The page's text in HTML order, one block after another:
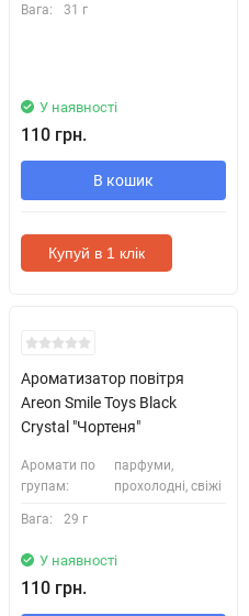
Вага: 31 г
У наявності
110 грн.
В кошик
Купуй в 1 клік
Ароматизатор повітря
Areon Smile Toys Black
Crystal "Чортеня"
Аромати по
групам:
парфуми,
прохолодні, свіжі
Вага: 29 г
У наявності
110 грн.